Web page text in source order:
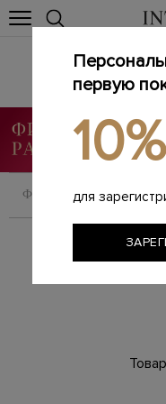
Брендовые
Главная /
ФИЛЬТРОВАТЬ
первую
10%
для